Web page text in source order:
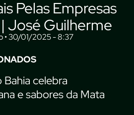
Pelas Empresas
José Guilherme
• 30/01/2025 - 8:37
Bahia celebra
e sabores da Mata